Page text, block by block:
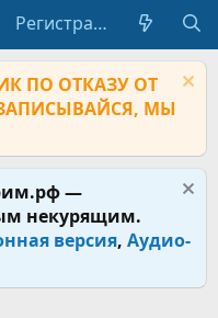
Регистрация
ПО ОТКАЗУ ОТ
МЫ
—
некурящим.
версия, Аудио-